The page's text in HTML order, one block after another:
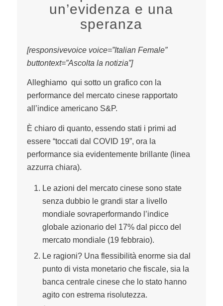
un’evidenza e una
speranza
[responsivevoice voice=”Italian Female”
buttontext=”Ascolta la notizia”]
Alleghiamo qui sotto un grafico con la
performance del mercato cinese rapportato
all’indice americano S&P.
È chiaro di quanto, essendo stati i primi ad
essere “toccati dal COVID 19”, ora la
performance sia evidentemente brillante (linea
azzurra chiara).
Le azioni del mercato cinese sono state
senza dubbio le grandi star a livello
mondiale sovraperformando l’indice
globale azionario del 17% dal picco del
mercato mondiale (19 febbraio).
Le ragioni? Una flessibilità enorme sia dal
punto di vista monetario che fiscale, sia la
banca centrale cinese che lo stato hanno
agito con estrema risolutezza.